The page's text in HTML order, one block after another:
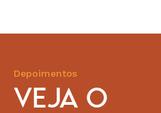
Depoimentos
VEJA O